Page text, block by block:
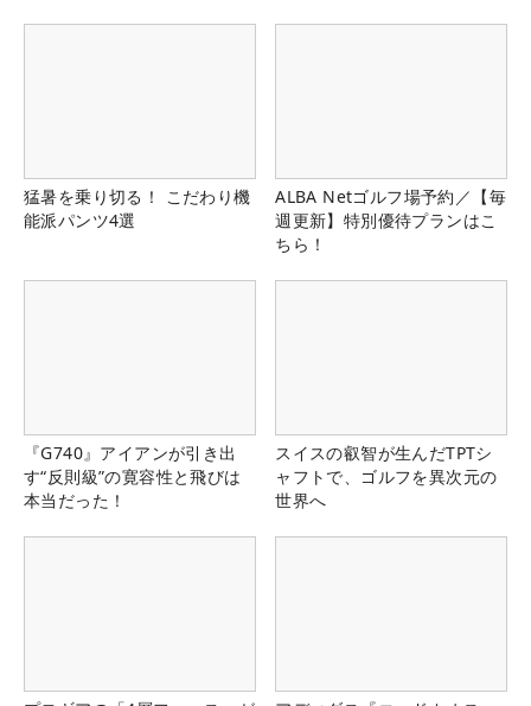
猛暑を乗り切る！ こだわり機
能派パンツ4選
ALBA Netゴルフ場予約／【毎
週更新】特別優待プランはこ
ちら！
『G740』アイアンが引き出
す“反則級”の寛容性と飛びは
本当だった！
スイスの叡智が生んだTPTシ
ャフトで、ゴルフを異次元の
世界へ